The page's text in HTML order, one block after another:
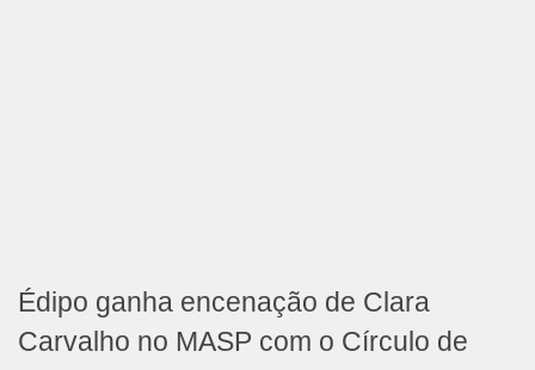
Édipo ganha encenação de Clara
Carvalho no MASP com o Círculo de